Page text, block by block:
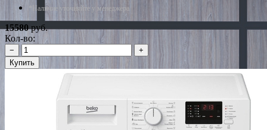
*Наличие уточняйте у менеджера
15580руб.
Кол-во:
−
+
Купить